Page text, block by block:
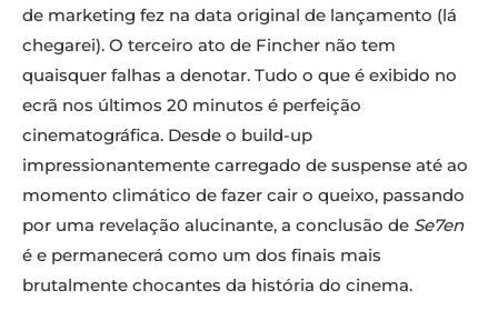
de marketing fez na data original de lançamento (lá
chegarei). O terceiro ato de Fincher não tem
quaisquer falhas a denotar. Tudo o que é exibido no
ecrã nos últimos 20 minutos é perfeição
cinematográfica. Desde o build-up
impressionantemente carregado de suspense até ao
momento climático de fazer cair o queixo, passando
por uma revelação alucinante, a conclusão de Se7en
é e permanecerá como um dos finais mais
brutalmente chocantes da história do cinema.